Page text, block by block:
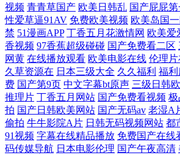
www99爱视频 91熟女丝袜 91迷奸在线 91约啪 99
频免费下 超碰东京热75 超碰人人
视频 青青草国产 欧美日韩乱 国产屁屁
性爱草逼91AV 免费欧美视频 欧美岛国
禁 51漫画APP 丁香五月花激情网 欧美爱
香视频 97香蕉超级碰碰 国产免费看二区
网黄 在线播放观看 欧美电影在线 伦理
久草资源在 日本三级大全 久久福利 福利
费 国产第9页 中文字幕bt原声 三级日韩
推理片 丁香五月网站 国产免费看视频 极
拍 国产日韩欧美网站 国产无码av 老湿A
偷拍 牛牛影院A片 日韩无码视频网站 都
91视频 字幕在线精品播放 免费国产在线
码传媒导航 日本电影伦理 国产午夜高清